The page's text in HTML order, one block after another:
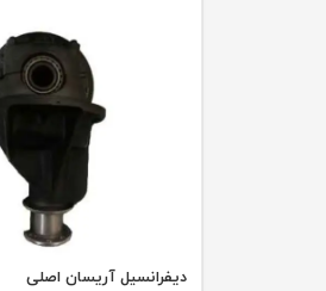
دیفرانسیل آریسان اصلی